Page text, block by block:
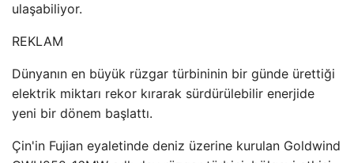
ulaşabiliyor.
REKLAM
Dünyanın en büyük rüzgar türbininin bir günde ürettiği
elektrik miktarı rekor kırarak sürdürülebilir enerjide
yeni bir dönem başlattı.
Çin'in Fujian eyaletinde deniz üzerine kurulan Goldwind